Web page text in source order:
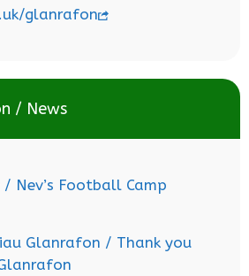
glanrafon
/ News
/ Nev’s Football Camp
Glanrafon / Thank you